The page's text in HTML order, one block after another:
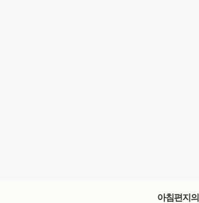
아침편지의